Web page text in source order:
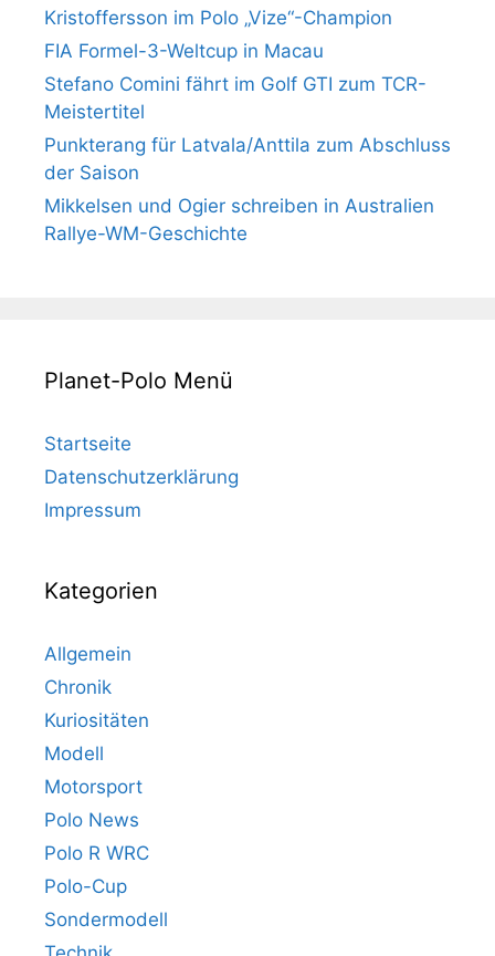
Kristoffersson im Polo „Vize“-Champion
FIA Formel-3-Weltcup in Macau
Stefano Comini fährt im Golf GTI zum TCR-
Meistertitel
Punkterang für Latvala/Anttila zum Abschluss
der Saison
Mikkelsen und Ogier schreiben in Australien
Rallye-WM-Geschichte
Planet-Polo Menü
Startseite
Datenschutzerklärung
Impressum
Kategorien
Allgemein
Chronik
Kuriositäten
Modell
Motorsport
Polo News
Polo R WRC
Polo-Cup
Sondermodell